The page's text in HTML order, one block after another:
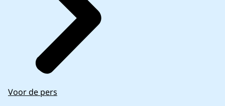
Voor de pers